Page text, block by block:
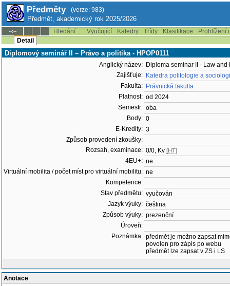
Předměty (verze: 983)
Předmět, akademický rok 2025/2026
--:-- Hledání ... Vyučující Katedry Třídy Klasifikace
Prohlížení
Detail
Diplomový seminář II – Právo a politika - HPOP0111
Anglický název: Diploma seminar II - Law and
Zajišťuje: Katedra politologie a
Fakulta: Právnická fakulta
Platnost: od 2024
Semestr: oba
Body: 0
E-Kredity: 3
Způsob provedení zkoušky:
Rozsah, examinace: 0/0, Kv [HT]
4EU+: ne
Virtuální mobilita / počet míst pro virtuální mobilitu: ne
Kompetence:
Stav předmětu: vyučován
Jazyk výuky: čeština
Způsob výuky: prezenční
Úroveň:
Poznámka: předmět je možno zapsat
povolen pro zápis po webu
předmět lze zapsat v ZS i LS
Anotace